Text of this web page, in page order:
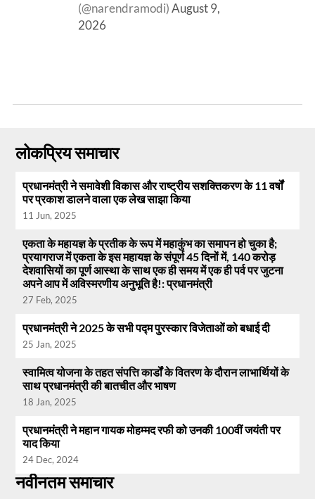
(@narendramodi)August 9,
2026
लोकप्रिय समाचार
प्रधानमंत्री ने समावेशी विकास और राष्ट्रीय सशक्तिकरण के 11 वर्षों
पर प्रकाश डालने वाला एक लेख साझा किया
11 Jun, 2025
एकता के महायज्ञ के प्रतीक के रूप में महाकुंभ का समापन हो चुका है;
प्रयागराज में एकता के इस महायज्ञ के संपूर्ण 45 दिनों में, 140 करोड़
देशवासियों का पूर्ण आस्था के साथ एक ही समय में एक ही पर्व पर जुटना
अपने आप में अविस्मरणीय अनुभूति है!: प्रधानमंत्री
27 Feb, 2025
प्रधानमंत्री ने 2025 के सभी पद्म पुरस्कार विजेताओं को बधाई दी
25 Jan, 2025
स्वामित्व योजना के तहत संपत्ति कार्डों के वितरण के दौरान लाभार्थियों के
साथ प्रधानमंत्री की बातचीत और भाषण
18 Jan, 2025
प्रधानमंत्री ने महान गायक मोहम्मद रफी को उनकी 100वीं जयंती पर
याद किया
24 Dec, 2024
नवीनतम समाचार